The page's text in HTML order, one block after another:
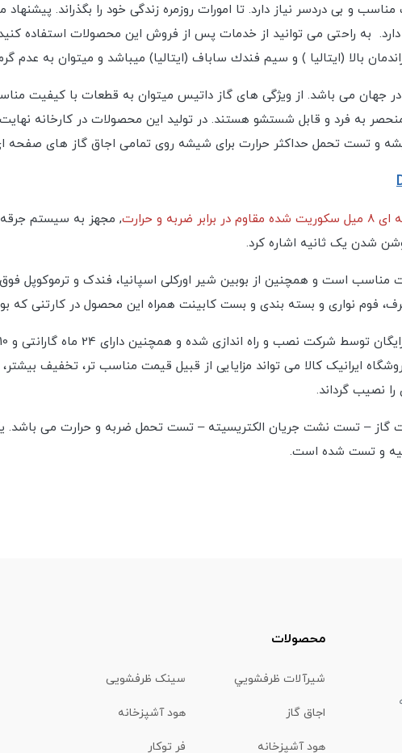
و بی دردسر نیاز دارد. تا امورات روزمره زندگی خود را بگذراند.
به راحتی می توانید از خدمات پس از فروش این محصولات استفاده
بالا (ایتالیا ) و سیم فندك ساباف (ایتالیا) میباشد و میتوان به عدم
در جهان می باشد. از ویژگی های گاز داتیس میتوان به قطعات با کیفیت
به فرد و قابل شستشو هستند. در تولید این محصولات در کارخانه
و تست تحمل حداکثر حرارت برای شیشه روی تمامی اجاق گاز های
در برابر ضربه و حرارت
, مجهز به سیستم
شدن یک ثانیه اشاره کرد.
مناسب است و همچنین از بوبین شیر اورکلی اسپانیا، فندک و ترموکوپل
برف، فوم نواری و بسته بندی و بست کابینت همراه این محصول در کارتنی
ایرانیک کالا می تواند مزایایی از قبیل قیمت مناسب تر، تخفیف
نصیب گرداند.
– تست نشت جریان الکتریسیته – تست تحمل ضربه و حرارت می باشد.
و تست شده است.
محصولات
شیرآلات ظرفشويي سینک ظرفشویی
اجاق گاز هود آشپزخانه
هود آشپزخانه فر توکار